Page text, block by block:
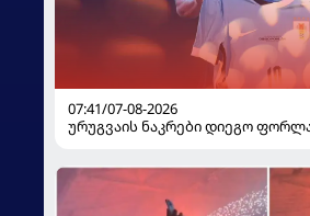
07:41/07-08-2026
ურუგვაის ნაკრები დიეგო